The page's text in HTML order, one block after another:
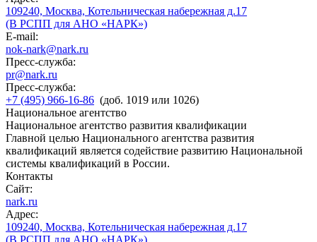
109240, Москва, Котельническая набережная д.17
(В РСПП для АНО «НАРК»)
E-mail:
nok-nark@nark.ru
Пресс-служба:
pr@nark.ru
Пресс-служба:
+7 (495) 966-16-86 (доб. 1019 или 1026)
Национальное агентство
Национальное агентство развития квалификации
Главной целью Национального агентства развития
квалификаций является содействие развитию Национальной
системы квалификаций в России.
Контакты
Сайт:
nark.ru
Адрес:
109240, Москва, Котельническая набережная д.17
(В РСПП для АНО «НАРК»)